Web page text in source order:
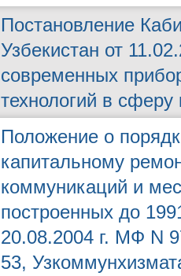
Постановление
Узбекистан от
современных
технологий в
Положение о
капитальному
коммуникаций и
построенных до
20.08.2004 г. МФ N
53,